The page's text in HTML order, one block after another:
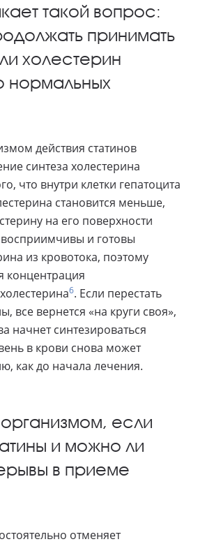
такой вопрос:
принимать
холестерин
нормальных
действия статинов
синтеза холестерина
что внутри клетки гепатоцита
становится меньше,
на его поверхности
восприимчивы и готовы
из кровотока, поэтому
концентрация
6. Если перестать
все вернется «на круги своя»,
начнет синтезироваться
в крови снова может
как до начала лечения.
если
и можно ли
в приеме
отменяет